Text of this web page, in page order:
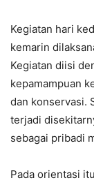
Kegiatan hari
kemarin
Kegiatan diisi
kepamampuan
dan konservasi.
terjadi
sebagai pribadi
Pada orientasi